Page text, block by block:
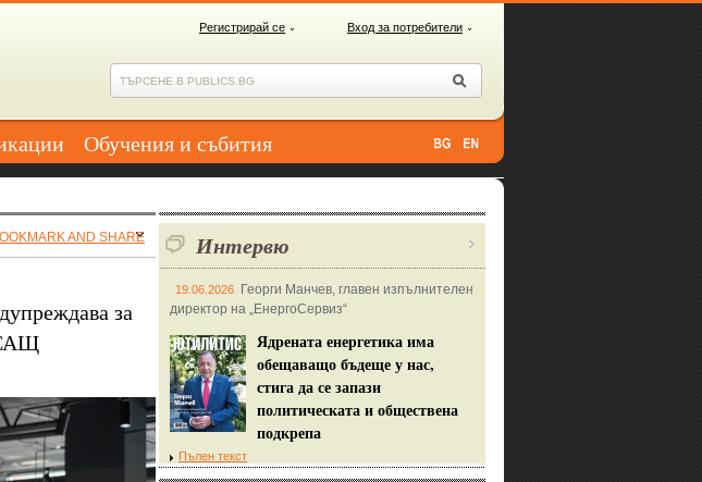
Регистрирай се Вход за потребители
Обучения и събития
за
Интервю
19.06.2026 Георги Манчев, главен изпълнителен
директор на „ЕнергоСервиз“
Ядрената енергетика има
обещаващо бъдеще у нас,
стига да се запази
политическата и обществена
подкрепа
Пълен текст